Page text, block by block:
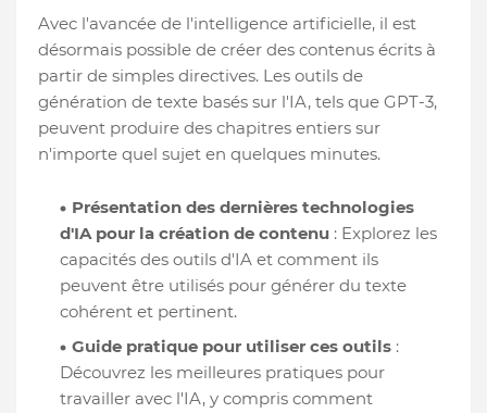
Avec l'avancée de l'intelligence artificielle, il est
désormais possible de créer des contenus écrits à
partir de simples directives. Les outils de
génération de texte basés sur l'IA, tels que GPT-3,
peuvent produire des chapitres entiers sur
n'importe quel sujet en quelques minutes.
Présentation des dernières technologies
d'IA pour la création de contenu : Explorez les
capacités des outils d'IA et comment ils
peuvent être utilisés pour générer du texte
cohérent et pertinent.
Guide pratique pour utiliser ces outils :
Découvrez les meilleures pratiques pour
travailler avec l'IA, y compris comment